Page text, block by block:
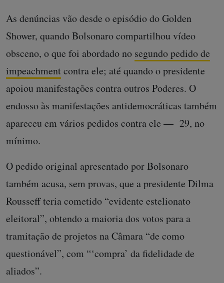
As denúncias vão desde o episódio do Golden
Shower, quando Bolsonaro compartilhou vídeo
obsceno, o que foi abordado no segundo pedido de
impeachmentcontra ele; até quando o presidente
apoiou manifestações contra outros Poderes. O
endosso às manifestações antidemocráticas também
apareceu em vários pedidos contra ele — 29, no
mínimo.
O pedido original apresentado por Bolsonaro
também acusa, sem provas, que a presidente Dilma
Rousseff teria cometido “evidente estelionato
eleitoral”, obtendo a maioria dos votos para a
tramitação de projetos na Câmara “de como
questionável”, com “‘compra’ da fidelidade de
aliados”.